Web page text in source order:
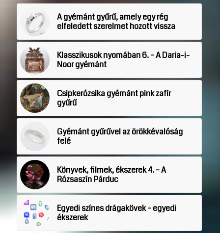
A gyémánt gyűrű, amely egy rég
elfeledett szerelmet hozott vissza
Klasszikusok nyomában 6. – A Daria-i-
Noor gyémánt
Csipkerózsika gyémánt pink zafír
gyűrű
Gyémánt gyűrűvel az örökkévalóság
felé
Könyvek, filmek, ékszerek 4. – A
Rózsaszín Párduc
Egyedi színes drágakövek – egyedi
ékszerek